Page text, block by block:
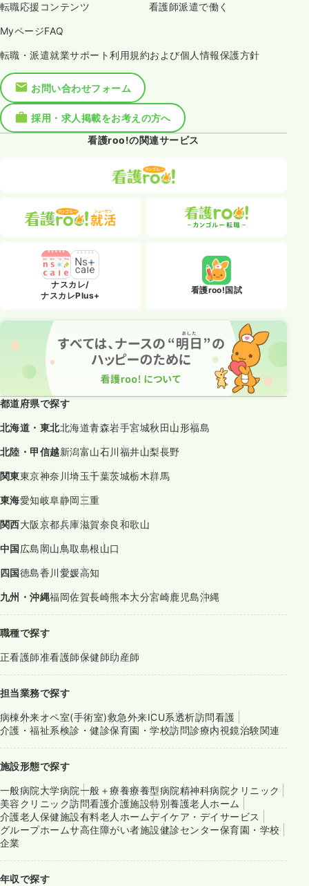
転職応援コンテンツ 看護師派遣で働く
MyページFAQ
転職・派遣就業サポート利用規約および個人情報保護方針
お問い合わせフォーム
採用・求人掲載をお考えの方へ
看護roo!の関連サービス
ナスカレ/
ナスカレPlus+
看護roo!国試
都道府県で探す
北海道・東北北海道青森岩手宮城秋田山形福島
北陸・甲信越新潟富山石川福井山梨長野
関東東京神奈川埼玉千葉茨城栃木群馬
東海愛知岐阜静岡三重
関西大阪京都兵庫滋賀奈良和歌山
中国広島岡山鳥取島根山口
四国徳島香川愛媛高知
九州・沖縄福岡佐賀長崎熊本大分宮崎鹿児島沖縄
職種で探す
正看護師准看護師保健師助産師
担当業務で探す
病棟外来オペ室(手術室)救急外来ICU系透析訪問看護
介護・福祉系検診・健診保育園・学校訪問診療内視鏡治験関連
施設形態で探す
一般病院大学病院一般＋療養療養型病院精神科病院クリニック
美容クリニック訪問看護介護施設特別養護老人ホーム
介護老人保健施設有料老人ホームデイケア・デイサービス
グループホームサ高住障がい者施設健診センター保育園・学校
企業
年収で探す